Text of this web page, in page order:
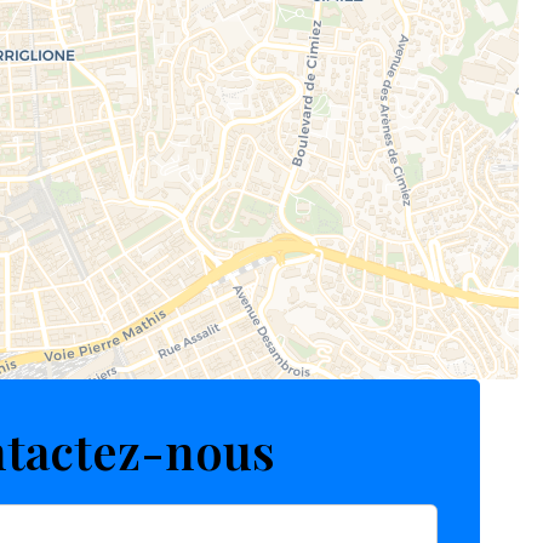
nous